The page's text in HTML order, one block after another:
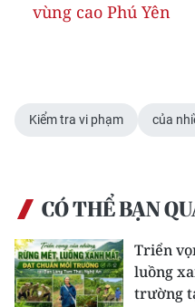
vùng cao Phú Yên
Kiểm tra vi phạm của
CÓ THỂ BẠN
Triển
luồng
trường